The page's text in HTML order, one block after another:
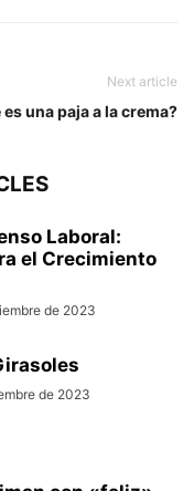
Next article
es una paja a la crema?
Laboral:
el Crecimiento
de 2023
de 2023